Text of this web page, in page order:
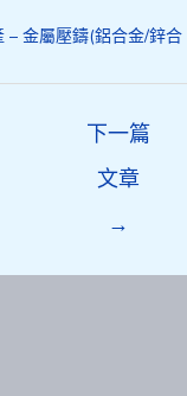
– 金屬壓鑄(鋁合金/鋅合
下一篇
文章
→